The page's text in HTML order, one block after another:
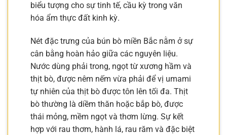
biểu tượng cho sự tinh tế, cầu kỳ trong văn
hóa ẩm thực đất kinh kỳ.
Nét đặc trưng của bún bò miền Bắc nằm ở sự
cân bằng hoàn hảo giữa các nguyên liệu.
Nước dùng phải trong, ngọt từ xương hầm và
thịt bò, được nêm nếm vừa phải để vị umami
tự nhiên của thịt bò được tôn lên tối đa. Thịt
bò thường là diềm thăn hoặc bắp bò, được
thái mỏng, mềm ngọt và thơm lừng. Sự kết
hợp với rau thơm, hành lá, rau răm và đặc biệt